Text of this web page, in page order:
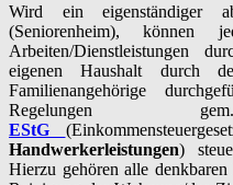
Wird ein eigenständiger
(Seniorenheim), können
Arbeiten/Dienstleistungen
eigenen Haushalt durch
Familienangehörige
EStG
Handwerkerleistungen)
Hierzu gehören alle